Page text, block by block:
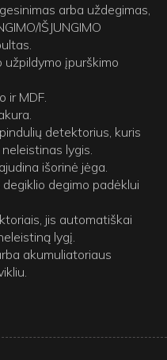
arba uždegimas,
IŠJUNGIMO
įpurškimo
ir MDF.
detektorius, kuris
lygis.
išorinė jėga.
degimo padėklui
jis automatiškai
lygį.
akumuliatoriaus